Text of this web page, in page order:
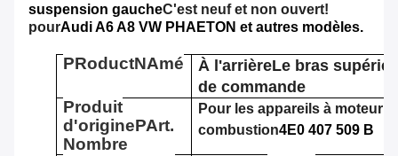
suspension gaucheC'est neuf et non ouvert!
pourAudi A6 A8 VW PHAETON et autres modèles.
PRoductNAmé À l'arrièreLe bras
de commande
Produit
d'originePArt.
Nombre
Pour les appareils à moteur à
combustion4E0 407 509 B